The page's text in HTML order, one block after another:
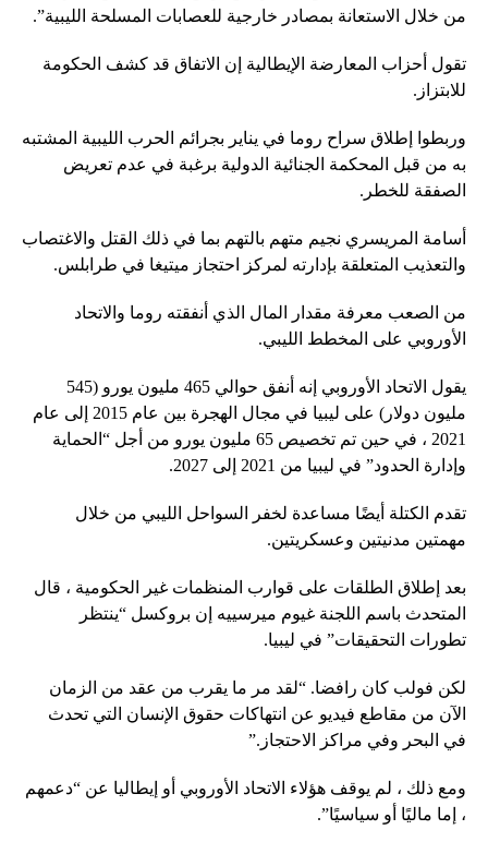
من خلال الاستعانة بمصادر خارجية للعصابات المسلحة الليبية”.
تقول أحزاب المعارضة الإيطالية إن الاتفاق قد كشف الحكومة
للابتزاز.
وربطوا إطلاق سراح روما في يناير بجرائم الحرب الليبية المشتبه
به من قبل المحكمة الجنائية الدولية برغبة في عدم تعريض
الصفقة للخطر.
أسامة المريسري نجيم متهم بالتهم بما في ذلك القتل والاغتصاب
والتعذيب المتعلقة بإدارته لمركز احتجاز ميتيغا في طرابلس.
من الصعب معرفة مقدار المال الذي أنفقته روما والاتحاد
الأوروبي على المخطط الليبي.
يقول الاتحاد الأوروبي إنه أنفق حوالي 465 مليون يورو (545
مليون دولار) على ليبيا في مجال الهجرة بين عام 2015 إلى عام
2021 ، في حين تم تخصيص 65 مليون يورو من أجل “الحماية
وإدارة الحدود” في ليبيا من 2021 إلى 2027.
تقدم الكتلة أيضًا مساعدة لخفر السواحل الليبي من خلال
مهمتين مدنيتين وعسكريتين.
بعد إطلاق الطلقات على قوارب المنظمات غير الحكومية ، قال
المتحدث باسم اللجنة غيوم ميرسييه إن بروكسل “ينتظر
تطورات التحقيقات” في ليبيا.
لكن فولب كان رافضا. “لقد مر ما يقرب من عقد من الزمان
الآن من مقاطع فيديو عن انتهاكات حقوق الإنسان التي تحدث
في البحر وفي مراكز الاحتجاز.”
ومع ذلك ، لم يوقف هؤلاء الاتحاد الأوروبي أو إيطاليا عن “دعمهم
، إما ماليًا أو سياسيًا”.